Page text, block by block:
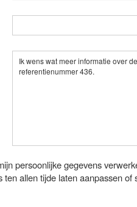
persoonlijke gegevens
ten allen tijde laten aanpassen of